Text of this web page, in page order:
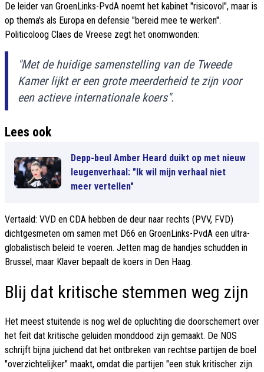
De leider van GroenLinks-PvdA noemt het kabinet "risicovol", maar is
op thema's als Europa en defensie "bereid mee te werken".
Politicoloog Claes de Vreese zegt het onomwonden:
"Met de huidige samenstelling van de Tweede
Kamer lijkt er een grote meerderheid te zijn voor
een actieve internationale koers".
Lees ook
Depp-beul Amber Heard duikt op met nieuw
leugenverhaal: "Ik wil mijn verhaal niet
meer vertellen"
Vertaald: VVD en CDA hebben de deur naar rechts (PVV, FVD)
dichtgesmeten om samen met D66 en GroenLinks-PvdA een ultra-
globalistisch beleid te voeren. Jetten mag de handjes schudden in
Brussel, maar Klaver bepaalt de koers in Den Haag.
Blij dat kritische stemmen weg zijn
Het meest stuitende is nog wel de opluchting die doorschemert over
het feit dat kritische geluiden monddood zijn gemaakt. De NOS
schrijft bijna juichend dat het ontbreken van rechtse partijen de boel
"overzichtelijker" maakt, omdat die partijen "een stuk kritischer zijn